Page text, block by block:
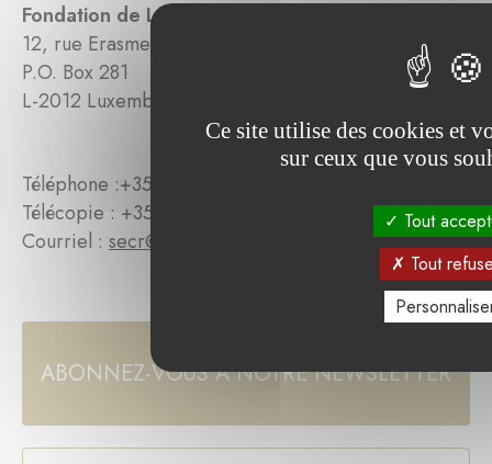
Fondation de Luxembourg
12, rue Erasme
P.O. Box 281
L-2012 Luxembourg
Téléphone :+352 27 47 481
Télécopie : +352 27 47 48 279
Courriel : secr@fdlux.lu
ABONNEZ-VOUS À NOTRE NEWSLETTER
Ce site utilise des cookies et
sur ceux que vous
Tout
Tout